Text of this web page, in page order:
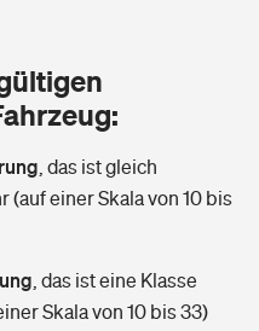
finden
das ist gleich
einer Skala von 10 bis
das ist eine Klasse
Skala von 10 bis 33)